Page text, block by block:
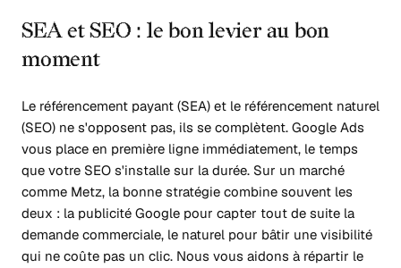
SEA et SEO : le bon levier au bon
moment
Le référencement payant (SEA) et le référencement naturel
(SEO) ne s'opposent pas, ils se complètent. Google Ads
vous place en première ligne immédiatement, le temps
que votre SEO s'installe sur la durée. Sur un marché
comme Metz, la bonne stratégie combine souvent les
deux : la publicité Google pour capter tout de suite la
demande commerciale, le naturel pour bâtir une visibilité
qui ne coûte pas un clic. Nous vous aidons à répartir le